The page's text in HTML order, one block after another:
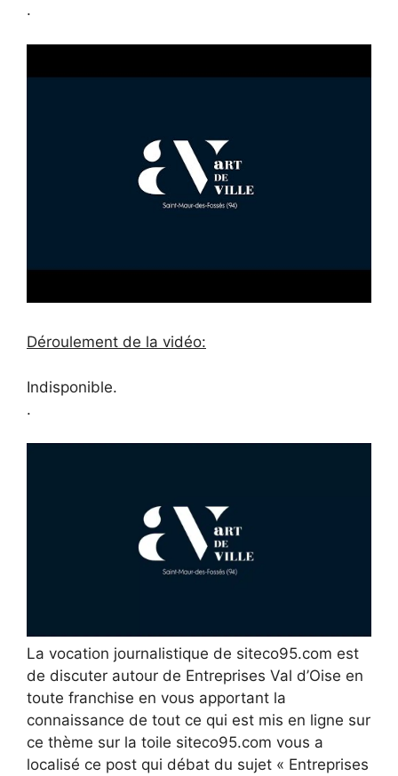
.
Déroulement de la vidéo:
Indisponible.
.
La vocation journalistique de siteco95.com est
de discuter autour de Entreprises Val d’Oise en
toute franchise en vous apportant la
connaissance de tout ce qui est mis en ligne sur
ce thème sur la toile siteco95.com vous a
localisé ce post qui débat du sujet « Entreprises